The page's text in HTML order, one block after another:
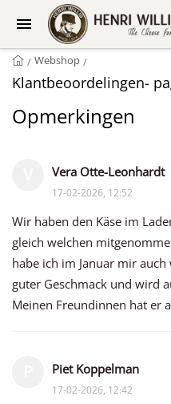
/ Webshop /
Klantbeoordelingen-
Opmerkingen
Vera Otte-Leonhardt
17-02-2026, 12:52
Wir haben den Käse im
gleich welchen
habe ich im Januar mir
guter Geschmack und wird
Meinen Freundinnen hat er
Piet Koppelman
17-02-2026, 12:42